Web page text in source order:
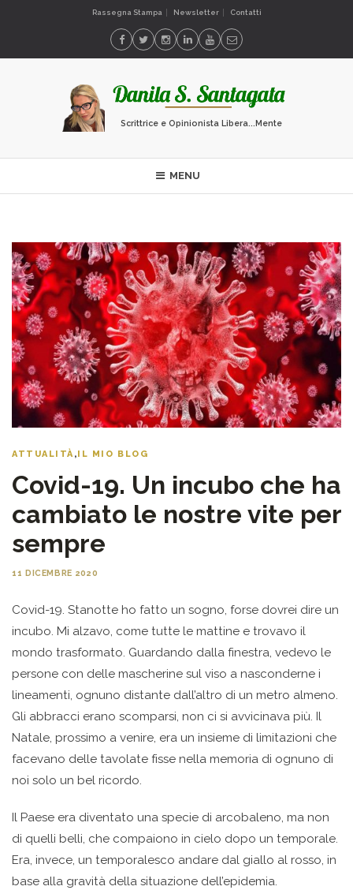
Rassegna Stampa Newsletter Contatti
Scrittrice e Opinionista Libera...Mente
MENU
ATTUALITÀ, IL MIO BLOG
Covid-19. Un incubo che ha
cambiato le nostre vite per
sempre
11 DICEMBRE 2020
Covid-19. Stanotte ho fatto un sogno, forse dovrei dire un
incubo. Mi alzavo, come tutte le mattine e trovavo il
mondo trasformato. Guardando dalla finestra, vedevo le
persone con delle mascherine sul viso a nasconderne i
lineamenti, ognuno distante dall’altro di un metro almeno.
Gli abbracci erano scomparsi, non ci si avvicinava più. Il
Natale, prossimo a venire, era un insieme di limitazioni che
facevano delle tavolate fisse nella memoria di ognuno di
noi solo un bel ricordo.
Il Paese era diventato una specie di arcobaleno, ma non
di quelli belli, che compaiono in cielo dopo un temporale.
Era, invece, un temporalesco andare dal giallo al rosso, in
base alla gravità della situazione dell’epidemia.